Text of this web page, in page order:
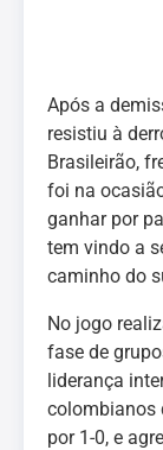
Após a
resistiu à
Brasileirão,
foi na
ganhar por
tem vindo a
caminho do
No jogo
fase de
liderança
colombianos
por 1-0, e